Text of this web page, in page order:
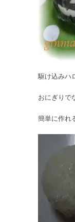
駆け込みハ
おにぎりで
簡単に作れ